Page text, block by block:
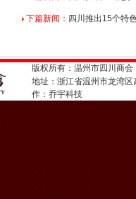
下篇新闻： 四川推出15个特
版权所有：温州市四川商
地址：浙江省温州市龙湾
作： 乔宇科技